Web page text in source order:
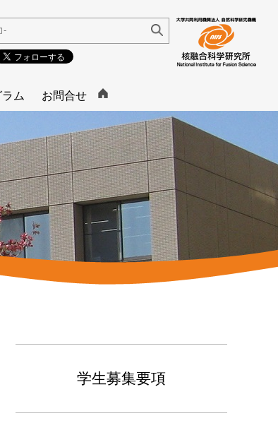
ム
院特別
ログラ
お問合せ
お問い合わせ
土岐キャンパス
アクセス
入試･入学に関する
よくある質問
学生募集要項